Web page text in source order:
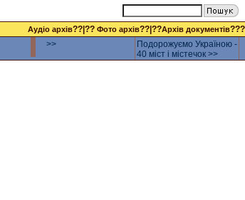
Аудіо архів??|?? Фото архів??|??Архів документів???
>>
Подорожуємо Україною -
40 міст і містечок >>